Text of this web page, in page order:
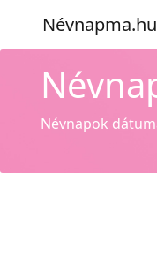
Névnapma.hu
Névnapok